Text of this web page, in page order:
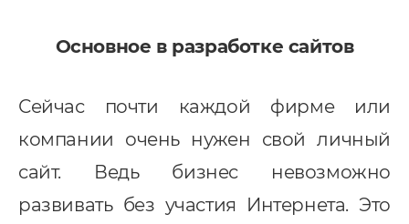
Основное в разработке сайтов
Сейчас почти каждой фирме или
компании очень нужен свой личный
сайт. Ведь бизнес невозможно
развивать без участия Интернета. Это